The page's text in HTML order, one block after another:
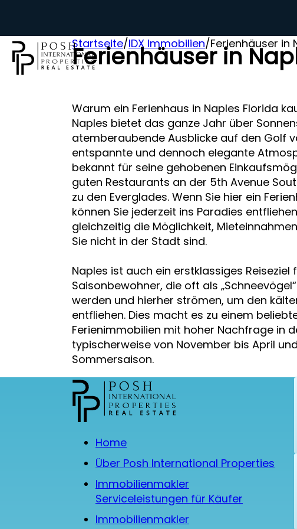
Startseite/IDX Immobilien/Ferienhäuser in
Ferienhäuser in
Warum ein Ferienhaus in Naples Florida
Naples bietet das ganze Jahr über
atemberaubende Ausblicke auf den Golf
entspannte und dennoch elegante
bekannt für seine gehobenen
guten Restaurants an der 5th Avenue
zu den Everglades. Wenn Sie hier ein
können Sie jederzeit ins Paradies
gleichzeitig die Möglichkeit,
Sie nicht in der Stadt sind.
Naples ist auch ein erstklassiges Reiseziel
Saisonbewohner, die oft als
werden und hierher strömen, um den
entfliehen. Dies macht es zu einem
Ferienimmobilien mit hoher Nachfrage in
typischerweise von November bis April
Sommersaison.
Home
Über Posh International Properties
Immobilienmakler
Serviceleistungen für Käufer
Immobilienmakler